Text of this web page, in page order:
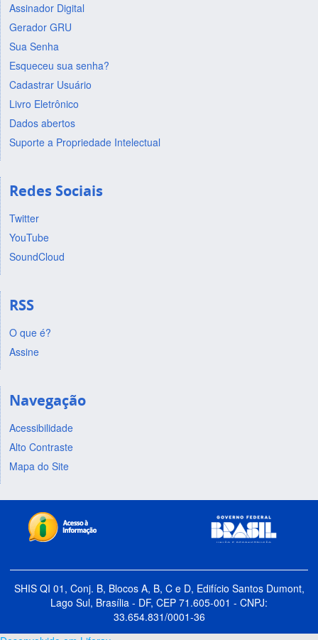
Assinador Digital
Gerador GRU
Sua Senha
Esqueceu sua senha?
Cadastrar Usuário
Livro Eletrônico
Dados abertos
Suporte a Propriedade Intelectual
Redes Sociais
Twitter
YouTube
SoundCloud
RSS
O que é?
Assine
Navegação
Acessibilidade
Alto Contraste
Mapa do Site
SHIS QI 01, Conj. B, Blocos A, B, C e D, Edifício Santos Dumont,
Lago Sul, Brasília - DF, CEP 71.605-001 - CNPJ:
33.654.831/0001-36